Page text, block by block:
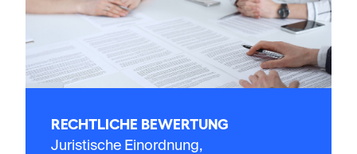
RECHTLICHE BEWERTUNG
Juristische Einordnung,